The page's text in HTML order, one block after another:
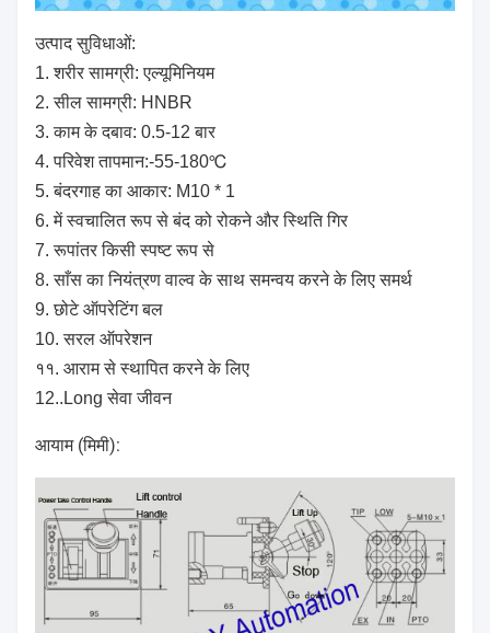
उत्पाद सुविधाओं:
1. शरीर सामग्री: एल्यूमिनियम
2. सील सामग्री: HNBR
3. काम के दबाव: 0.5-12 बार
4. परिवेश तापमान:-55-180℃
5. बंदरगाह का आकार: M10 * 1
6. में स्वचालित रूप से बंद को रोकने और स्थिति गिर
7. रूपांतर किसी स्पष्ट रूप से
8. साँस का नियंत्रण वाल्व के साथ समन्वय करने के लिए समर्थ
9. छोटे ऑपरेटिंग बल
10. सरल ऑपरेशन
११. आराम से स्थापित करने के लिए
12..Long सेवा जीवन
आयाम (मिमी):